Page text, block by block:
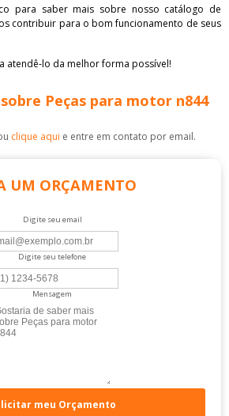
para saber mais sobre nosso catálogo de
contribuir para o bom funcionamento de seus
atendê-lo da melhor forma possível!
Peças para motor n844
clique aqui e entre em contato por email.
UM ORÇAMENTO
Digite seu email
Digite seu telefone
Mensagem
meu Orçamento